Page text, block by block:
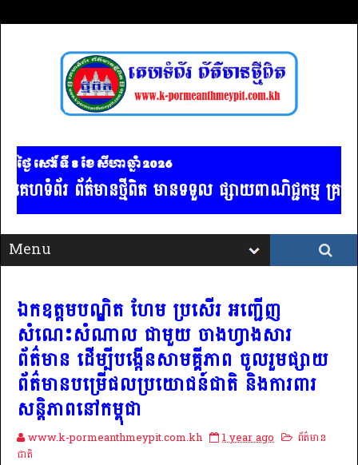
ថ្ងៃ សៅរ៍ ទី 8​ ខែ សីហា ឆ្នាំ 2026
ព័រ ព័ត៌មានថ្មីពិត មានទទួល ផ្សាយពាណិជ្ជកម្ម គ្រប់ប្
ឯកឧត្តមបណ្ឌិត ហែម ប្រសើរ អញ្ជើញ
សំណេះសំណាល ជាមួយ ចាងហ្វាងសារ
ព័ត៌មាន ដើម្បីបង្កើនសាមគ្គីភាព ចូលរួមផ្សាយ
ព័ត៌មានបម្រើផលប្រយោជន៍ជាតិ និងការពារ
សន្តិភាពនៅកម្ពុជា
www.k-pormeanthmeypit.com.kh 1 year ago
ព័ត៌មាន
ជាតិ